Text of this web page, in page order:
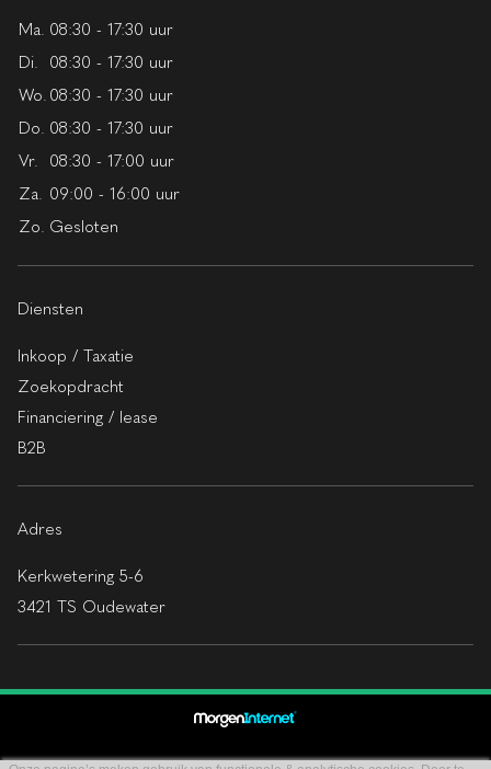
Ma. 08:30 - 17:30 uur
Di.
08:30 - 17:30 uur
Wo. 08:30 - 17:30 uur
Do. 08:30 - 17:30 uur
Vr.
08:30 - 17:00 uur
Za. 09:00 - 16:00 uur
Zo. Gesloten
Diensten
Inkoop / Taxatie
Zoekopdracht
Financiering / lease
B2B
Adres
Kerkwetering 5-6
3421 TS Oudewater